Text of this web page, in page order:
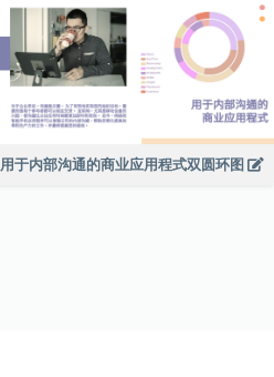
用于内部沟通的商业应用程式双圆环图